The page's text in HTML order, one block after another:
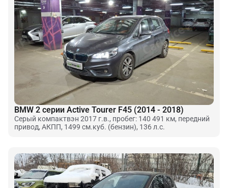
BMW 2 серии Active Tourer F45 (2014 - 2018)
Серый компактвэн 2017 г.в., пробег: 140 491 км, передний
привод, АКПП, 1499 см.куб. (бензин), 136 л.с.